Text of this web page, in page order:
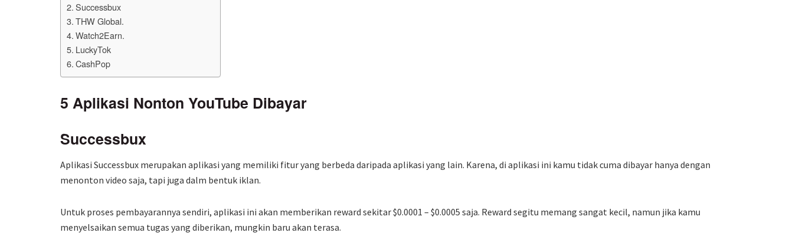
Successbux
THW Global.
Watch2Earn.
LuckyTok
CashPop
5 Aplikasi Nonton YouTube Dibayar
Successbux
Aplikasi Successbux merupakan aplikasi yang memiliki fitur yang berbeda daripada aplikasi yang lain. Karena, di aplikasi ini kamu tidak cuma dibayar hanya dengan
menonton video saja, tapi juga dalm bentuk iklan.
Untuk proses pembayarannya sendiri, aplikasi ini akan memberikan reward sekitar $0.0001 – $0.0005 saja. Reward segitu memang sangat kecil, namun jika kamu
menyelsaikan semua tugas yang diberikan, mungkin baru akan terasa.